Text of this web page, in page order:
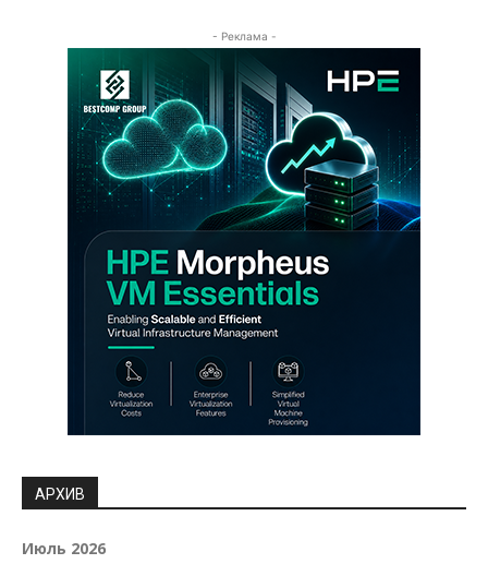
- Реклама -
АРХИВ
Июль 2026